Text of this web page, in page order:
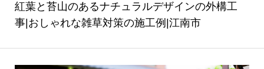
紅葉と苔山のあるナチュラルデザインの外構工
事|おしゃれな雑草対策の施工例|江南市